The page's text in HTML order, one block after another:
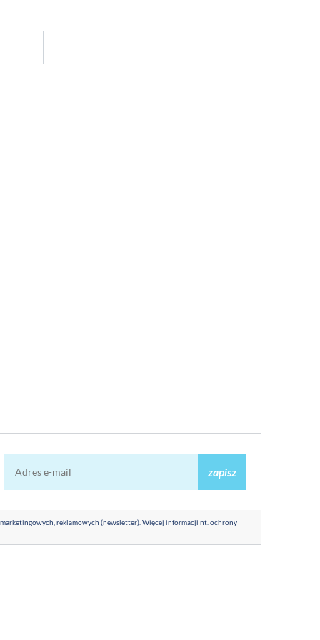
zapisz
reklamowych (newsletter). Więcej informacji nt. ochrony